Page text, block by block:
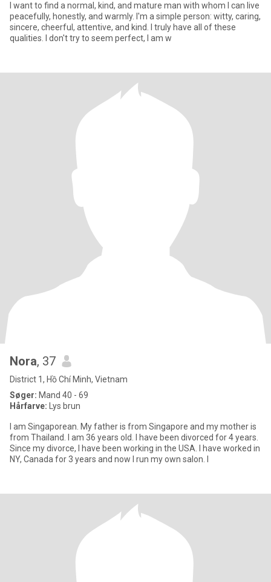
I want to find a normal, kind, and mature man with whom I can live
peacefully, honestly, and warmly. I'm a simple person: witty, caring,
sincere, cheerful, attentive, and kind. I truly have all of these
qualities. I don't try to seem perfect, I am w
Nora, 37
District 1, Hồ Chí Minh, Vietnam
Søger: Mand 40 - 69
Hårfarve: Lys brun
I am Singaporean. My father is from Singapore and my mother is
from Thailand. I am 36 years old. I have been divorced for 4 years.
Since my divorce, I have been working in the USA. I have worked in
NY, Canada for 3 years and now I run my own salon. I